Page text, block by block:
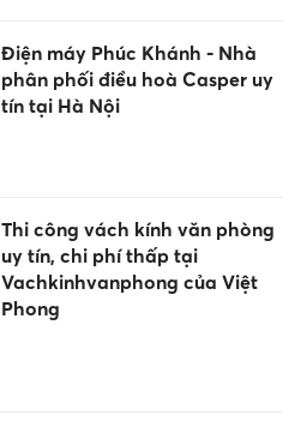
Điện máy Phúc Khánh - Nhà
phân phối điều hoà Casper uy
tín tại Hà Nội
Thi công vách kính văn phòng
uy tín, chi phí thấp tại
Vachkinhvanphong của Việt
Phong